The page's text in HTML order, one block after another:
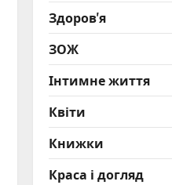
Здоров'я
ЗОЖ
Інтимне життя
Квіти
Книжки
Краса і догляд